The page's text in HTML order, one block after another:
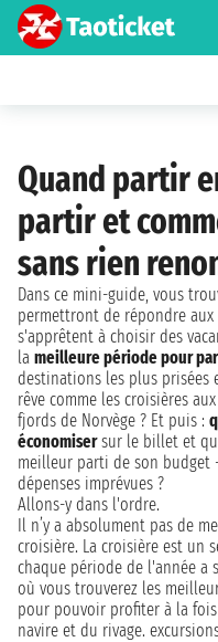
Quand partir
partir et
sans rien
Dans ce mini-guide, vous
permettront de répondre
s'apprêtent à choisir des
la meilleure période pour
destinations les plus prisées
rêve comme les croisières
fjords de Norvège ? Et puis :
économisersur le billet et
meilleur parti de son budget
dépenses imprévues ?
Allons-y dans l'ordre.
Il n’y a absolument pas de
croisière. La croisière est un
chaque période de l'année a
où vous trouverez les
pour pouvoir profiter à la
navire et du rivage.